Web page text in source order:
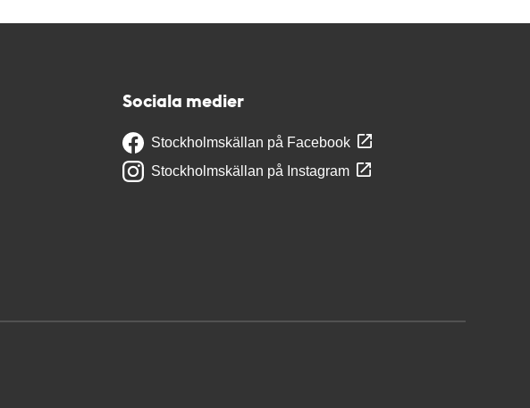
Sociala medier
Stockholmskällan på Facebook
Stockholmskällan på Instagram